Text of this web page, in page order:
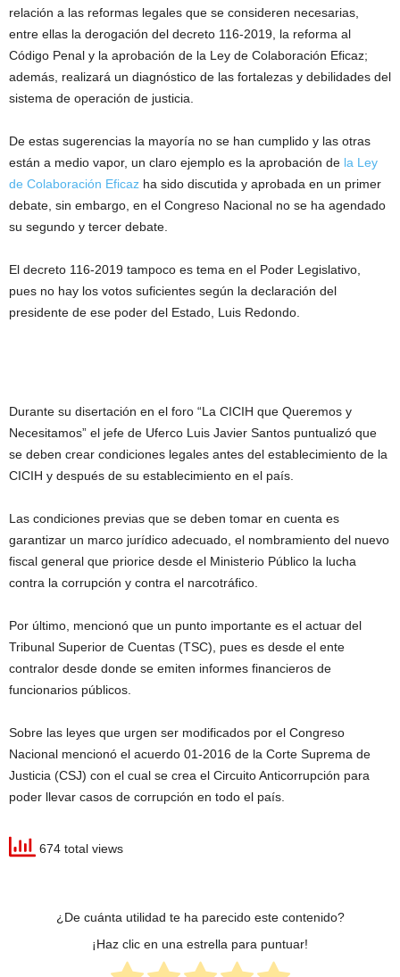
relación a las reformas legales que se consideren necesarias,
entre ellas la derogación del decreto 116-2019, la reforma al
Código Penal y la aprobación de la Ley de Colaboración Eficaz;
además, realizará un diagnóstico de las fortalezas y debilidades del
sistema de operación de justicia.
De estas sugerencias la mayoría no se han cumplido y las otras
están a medio vapor, un claro ejemplo es la aprobación de la Ley
de Colaboración Eficaz ha sido discutida y aprobada en un primer
debate, sin embargo, en el Congreso Nacional no se ha agendado
su segundo y tercer debate.
El decreto 116-2019 tampoco es tema en el Poder Legislativo,
pues no hay los votos suficientes según la declaración del
presidente de ese poder del Estado, Luis Redondo.
Durante su disertación en el foro “La CICIH que Queremos y
Necesitamos” el jefe de Uferco Luis Javier Santos puntualizó que
se deben crear condiciones legales antes del establecimiento de la
CICIH y después de su establecimiento en el país.
Las condiciones previas que se deben tomar en cuenta es
garantizar un marco jurídico adecuado, el nombramiento del nuevo
fiscal general que priorice desde el Ministerio Público la lucha
contra la corrupción y contra el narcotráfico.
Por último, mencionó que un punto importante es el actuar del
Tribunal Superior de Cuentas (TSC), pues es desde el ente
contralor desde donde se emiten informes financieros de
funcionarios públicos.
Sobre las leyes que urgen ser modificados por el Congreso
Nacional mencionó el acuerdo 01-2016 de la Corte Suprema de
Justicia (CSJ) con el cual se crea el Circuito Anticorrupción para
poder llevar casos de corrupción en todo el país.
674 total views
¿De cuánta utilidad te ha parecido este contenido?
¡Haz clic en una estrella para puntuar!